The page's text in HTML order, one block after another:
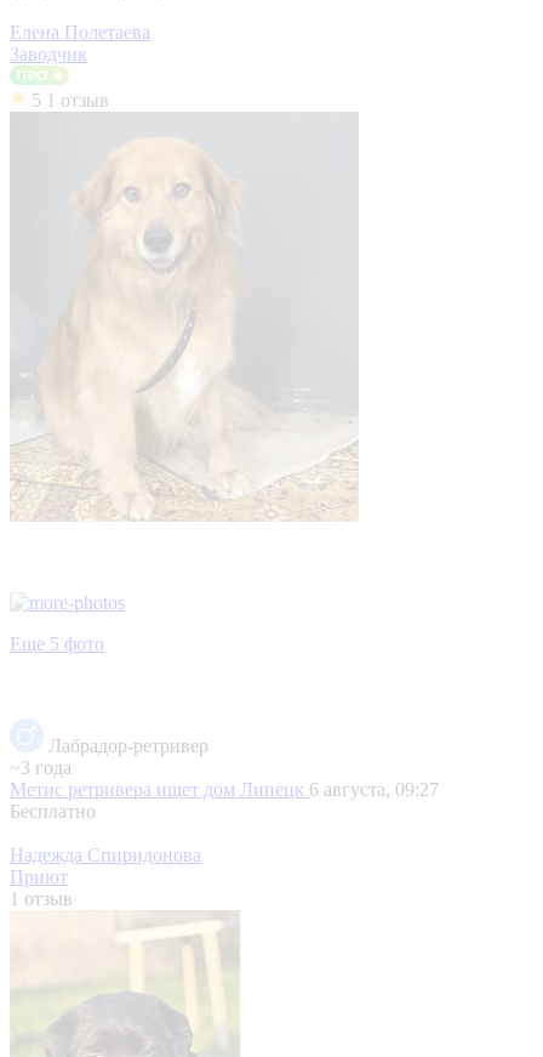
Елена Полетаева
Заводчик
5 1 отзыв
Еще 5 фото
Лабрадор-ретривер
~3 года
Метис ретривера ищет дом Липецк 6 августа, 09:27
Бесплатно
Надежда Спиридонова
Приют
1 отзыв